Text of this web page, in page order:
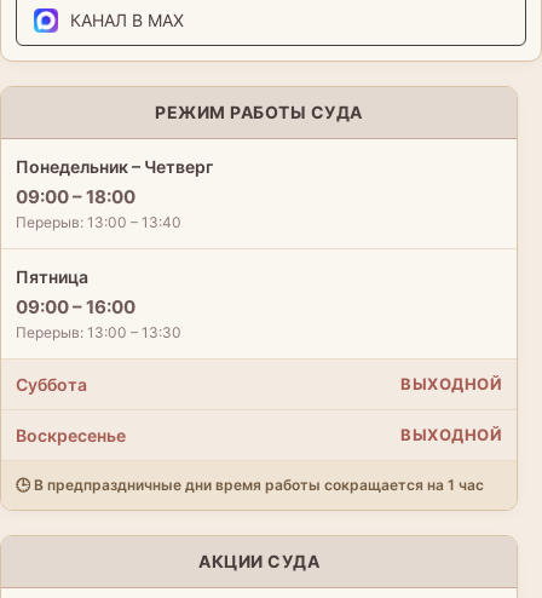
КАНАЛ В MAX
РЕЖИМ РАБОТЫ СУДА
Понедельник – Четверг
09:00 – 18:00
Перерыв: 13:00 – 13:40
Пятница
09:00 – 16:00
Перерыв: 13:00 – 13:30
Суббота ВЫХОДНОЙ
Воскресенье ВЫХОДНОЙ
🕒 В предпраздничные дни время работы сокращается на 1 час
АКЦИИ СУДА